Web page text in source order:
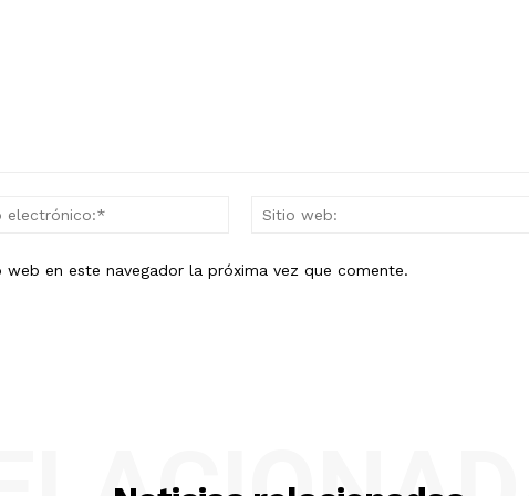
Correo
en este navegador la próxima vez que comente.